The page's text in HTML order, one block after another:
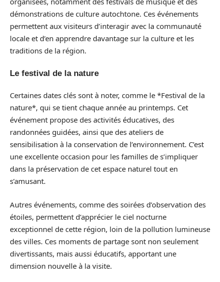
démonstrations de culture autochtone. Ces événements
permettent aux visiteurs d’interagir avec la communauté
locale et d’en apprendre davantage sur la culture et les
traditions de la région.
Le festival de la nature
Certaines dates clés sont à noter, comme le *Festival de la
nature*, qui se tient chaque année au printemps. Cet
événement propose des activités éducatives, des
randonnées guidées, ainsi que des ateliers de
sensibilisation à la conservation de l’environnement. C’est
une excellente occasion pour les familles de s’impliquer
dans la préservation de cet espace naturel tout en
s’amusant.
Autres événements, comme des soirées d’observation des
étoiles, permettent d’apprécier le ciel nocturne
exceptionnel de cette région, loin de la pollution lumineuse
des villes. Ces moments de partage sont non seulement
divertissants, mais aussi éducatifs, apportant une
dimension nouvelle à la visite.